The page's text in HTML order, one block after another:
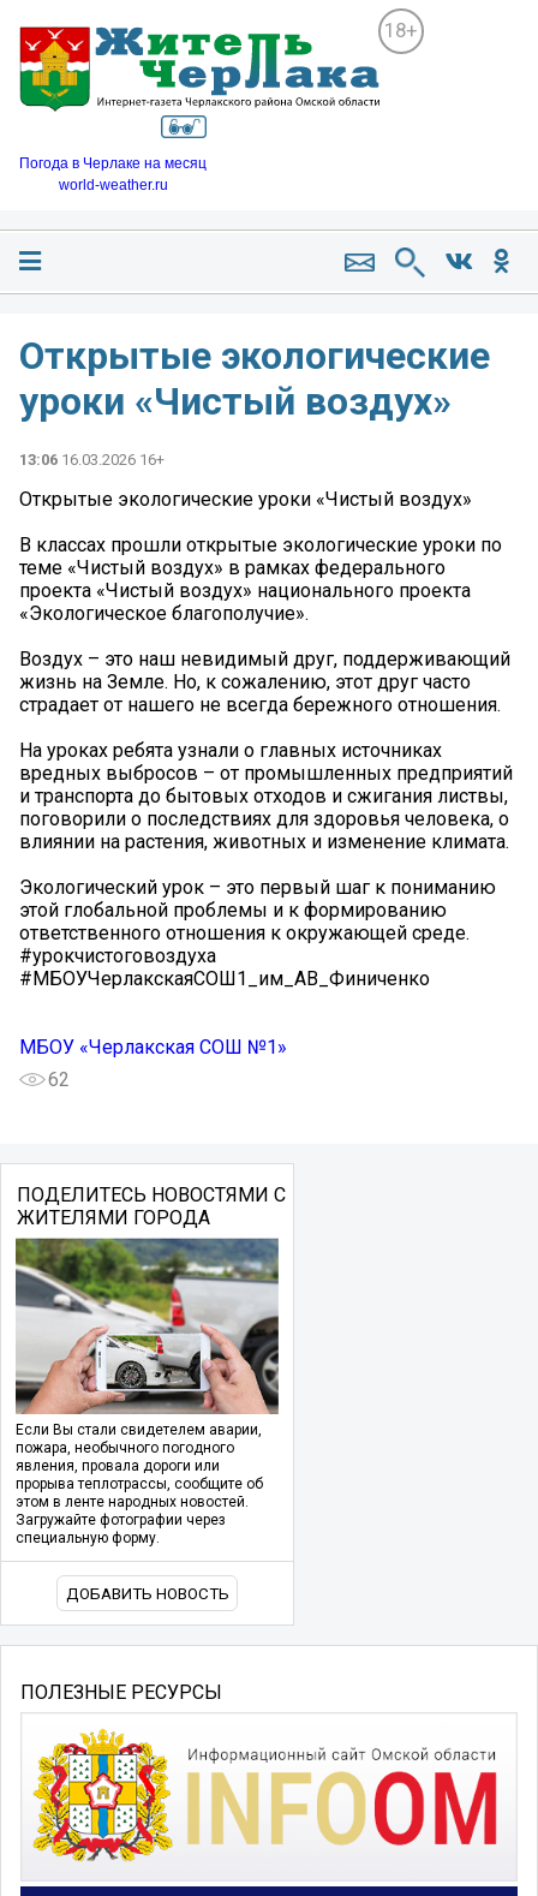
18+
Погода в Черлаке на месяц
world-weather.ru
Открытые экологические
уроки «Чистый воздух»
13:06 16.03.2026 16+
Открытые экологические уроки «Чистый воздух»
В классах прошли открытые экологические уроки по
теме «Чистый воздух» в рамках федерального
проекта «Чистый воздух» национального проекта
«Экологическое благополучие».
Воздух – это наш невидимый друг, поддерживающий
жизнь на Земле. Но, к сожалению, этот друг часто
страдает от нашего не всегда бережного отношения.
На уроках ребята узнали о главных источниках
вредных выбросов – от промышленных предприятий
и транспорта до бытовых отходов и сжигания листвы,
поговорили о последствиях для здоровья человека, о
влиянии на растения, животных и изменение климата.
Экологический урок – это первый шаг к пониманию
этой глобальной проблемы и к формированию
ответственного отношения к окружающей среде.
#урокчистоговоздуха
#МБОУЧерлакскаяСОШ1_им_АВ_Финиченко
МБОУ «Черлакская СОШ №1»
62
ПОДЕЛИТЕСЬ НОВОСТЯМИ С
ЖИТЕЛЯМИ ГОРОДА
Если Вы стали свидетелем аварии,
пожара, необычного погодного
явления, провала дороги или
прорыва теплотрассы, сообщите об
этом в ленте народных новостей.
Загружайте фотографии через
специальную форму.
ДОБАВИТЬ НОВОСТЬ
ПОЛЕЗНЫЕ РЕСУРСЫ